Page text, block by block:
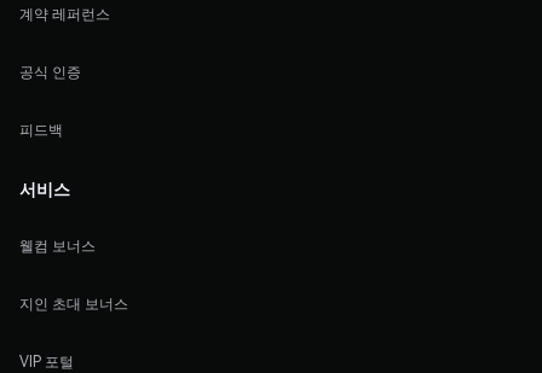
계약 레퍼런스
공식 인증
피드백
서비스
웰컴 보너스
지인 초대 보너스
VIP 포털